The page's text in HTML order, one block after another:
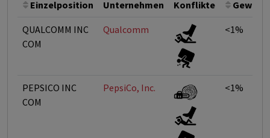
Einzelposition Unternehmen Konflikte
QUALCOMM INC
COM
Qualcomm <1%
PEPSICO INC
COM
PepsiCo, Inc. <1%